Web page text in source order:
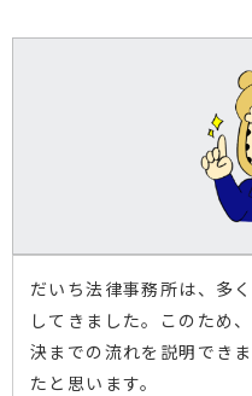
だいち法律事務所は、多
してきました。このため
決までの流れを説明でき
たと思います。